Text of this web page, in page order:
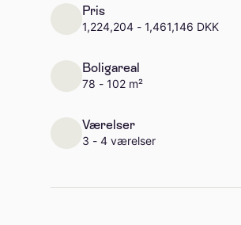
Pris
1,224,204 - 1,461,146 DKK
Boligareal
78 - 102 m²
Værelser
3 - 4 værelser